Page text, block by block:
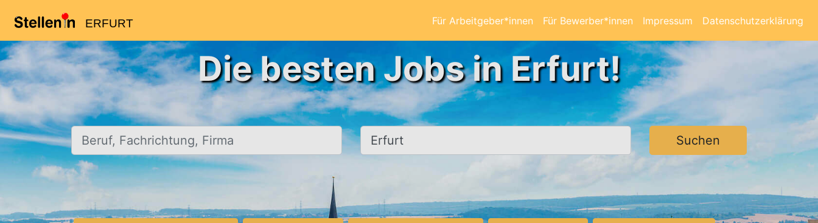
ERFURT Für Arbeitgeber*innen Für Bewerber*innen Impressum Datenschutzerklärung
Die besten Jobs in Erfurt!
Beruf, Fachrichtung, Firma Ort, Stadt Suchen